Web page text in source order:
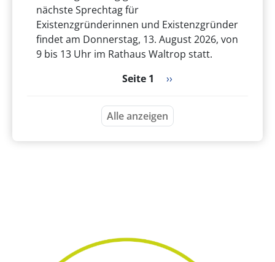
nächste Sprechtag für
Existenzgründerinnen und Existenzgründer
findet am Donnerstag, 13. August 2026, von
9 bis 13 Uhr im Rathaus Waltrop statt.
Seitennummerierung
Seite 1 Nächste Seite
››
Alle anzeigen